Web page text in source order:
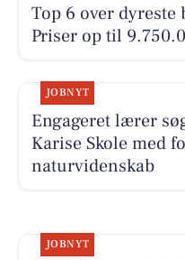
Top 6 over
Priser op til
JOBNYT
Engageret lærer
Karise Skole med
naturvidenskab
JOBNYT